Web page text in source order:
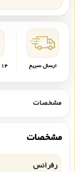
ارسال سریع
مشخصات
مشخصات
رفرانس